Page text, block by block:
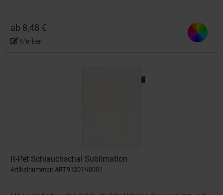
ab 8,48 €
Merken
R-Pet Schlauchschal Sublimation
Artikelnummer: ART91201N0001